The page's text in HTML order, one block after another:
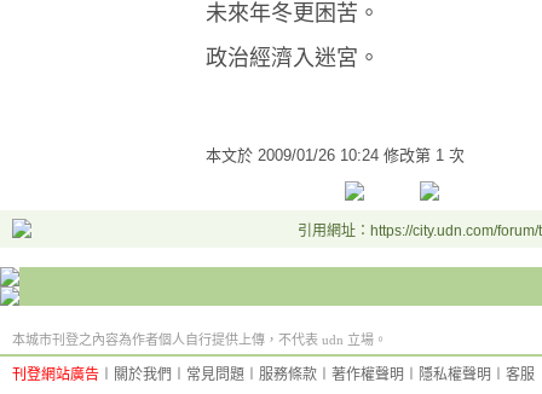
未來年冬更困苦。
政治經濟入迷宮。
本文於 2009/01/26 10:24 修改第 1 次
引用網址：https://city.udn.com/
本城市刊登之內容為作者個人自行提供上傳，不代表 udn 立場。
刊登網站廣告 關於我們 常見問題 服務條款 著作權聲明 隱私權聲明 客服